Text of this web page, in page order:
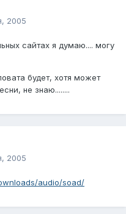
2005
сайтах я думаю.... могу
будет, хотя может
не знаю........
2005
audio/soad/